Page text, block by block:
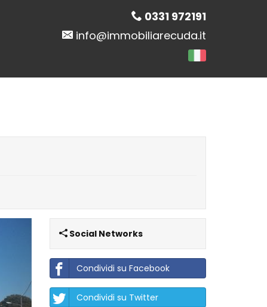
0331 972191
info@immobiliarecuda.it
Social Networks
Condividi su Facebook
Condividi su Twitter